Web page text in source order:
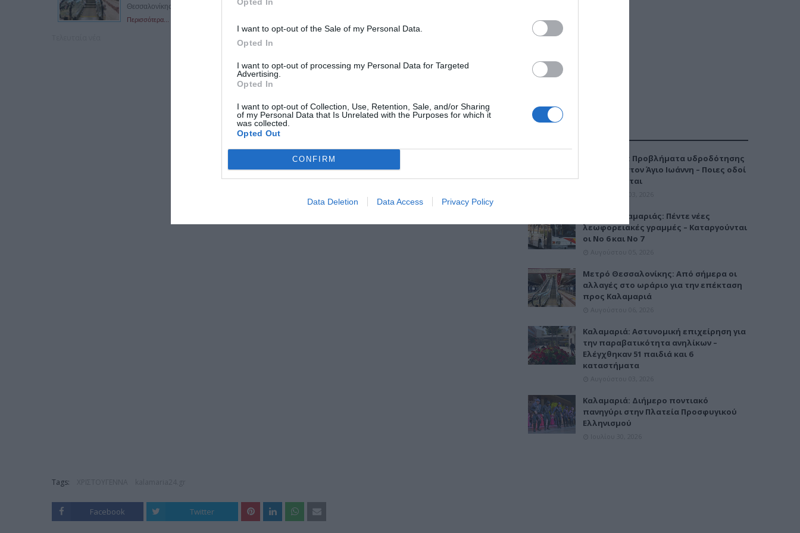
I want to opt-out of the Sale of my Personal Data.
Opted In
I want to opt-out of processing my Personal Data for Targeted
Advertising.
Opted In
I want to opt-out of Collection, Use, Retention, Sale, and/or Sharing
of my Personal Data that Is Unrelated with the Purposes for which it
was collected.
Opted Out
CONFIRM
Data Deletion Data Access Privacy Policy
Θεσσαλονίκης, λόγω των τελικών...
Περισσότερα...
Tags:
Facebook Twitter
Καλαμαριά: Προβλήματα υδροδότησης
την Τρίτη στον Άγιο Ιωάννη – Ποιες οδοί
επηρεάζονται
Μετρό Καλαμαριάς: Πέντε νέες
λεωφορειακές γραμμές – Καταργούνται
οι Νο 6 και Νο 7
Μετρό Θεσσαλονίκης: Από σήμερα οι
αλλαγές στο ωράριο για την επέκταση
προς Καλαμαριά
Καλαμαριά: Αστυνομική επιχείρηση για
την παραβατικότητα ανηλίκων –
Ελέγχθηκαν 51 παιδιά και 6
καταστήματα
Καλαμαριά: Διήμερο ποντιακό
πανηγύρι στην Πλατεία Προσφυγικού
Ελληνισμού